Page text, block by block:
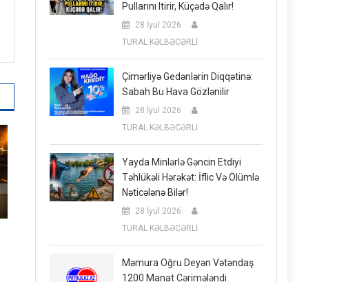
Pullarını Itirir, Küçədə Qalır!
28 İyul 2026
TURAL KƏLBƏCƏRLİ
Çimərliyə Gedənlərin Diqqətinə:
Sabah Bu Hava Gözlənilir
28 İyul 2026
TURAL KƏLBƏCƏRLİ
Yayda Minlərlə Gəncin Etdiyi
Təhlükəli Hərəkət: İflic Və Ölümlə
Nəticələnə Bilər!
28 İyul 2026
TURAL KƏLBƏCƏRLİ
Məmura Oğru Deyən Vətəndaş
1200 Manat Cərimələndi